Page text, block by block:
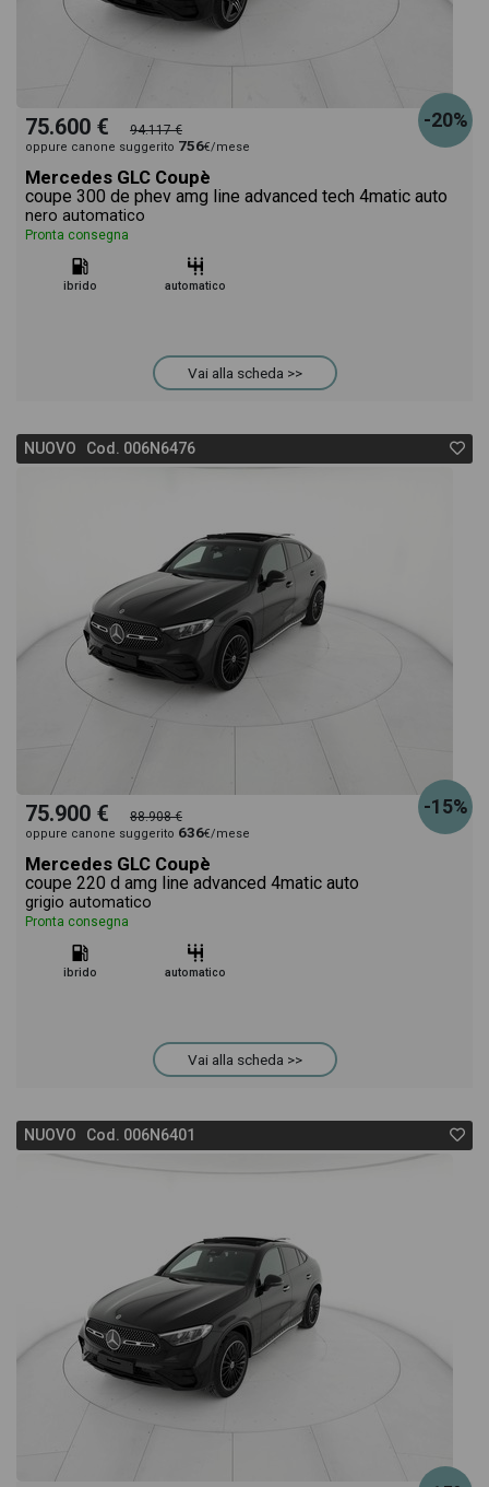
-20%
75.600 € 94.117 €
oppure canone suggerito 756€/mese
Mercedes GLC Coupè
coupe 300 de phev amg line advanced tech 4matic auto
nero automatico
Pronta consegna
ibrido automatico
Vai alla scheda >>
NUOVO Cod. 006N6476
-15%
75.900 € 88.908 €
oppure canone suggerito 636€/mese
Mercedes GLC Coupè
coupe 220 d amg line advanced 4matic auto
grigio automatico
Pronta consegna
ibrido automatico
Vai alla scheda >>
NUOVO Cod. 006N6401